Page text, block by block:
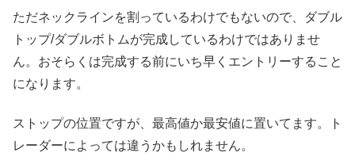
ただネックラインを割っているわけでもないので、ダブル
トップ/ダブルボトムが完成しているわけではありませ
ん。おそらくは完成する前にいち早くエントリーすること
になります。
ストップの位置ですが、最高値か最安値に置いてます。ト
レーダーによっては違うかもしれません。